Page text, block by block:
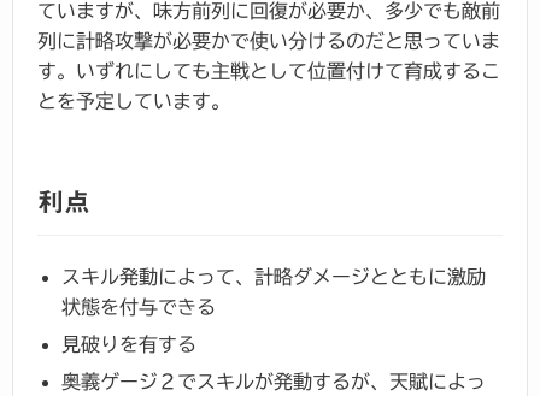
ていますが、味方前列に回復が必要か、多少でも敵前
列に計略攻撃が必要かで使い分けるのだと思っていま
す。いずれにしても主戦として位置付けて育成するこ
とを予定しています。
利点
スキル発動によって、計略ダメージとともに激励
状態を付与できる
見破りを有する
奥義ゲージ２でスキルが発動するが、天賦によっ